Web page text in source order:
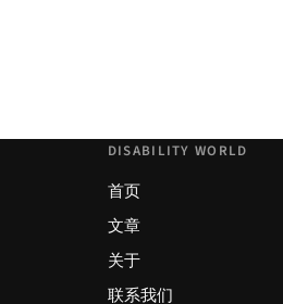
DISABILITY WORLD
首页
文章
关于
联系我们